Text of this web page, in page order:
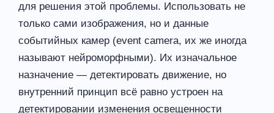
для решения этой проблемы. Использовать не
только сами изображения, но и данные
событийных камер (event camera, их же иногда
называют нейроморфными). Их изначальное
назначение — детектировать движение, но
внутренний принцип всё равно устроен на
детектировании изменения освещенности